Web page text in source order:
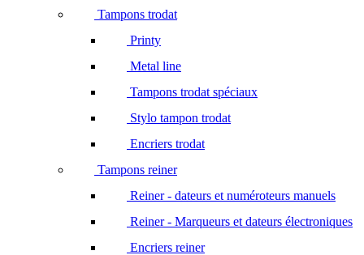
Tampons trodat
Printy
Metal line
Tampons trodat spéciaux
Stylo tampon trodat
Encriers trodat
Tampons reiner
Reiner - dateurs et numéroteurs manuels
Reiner - Marqueurs et dateurs électroniques
Encriers reiner